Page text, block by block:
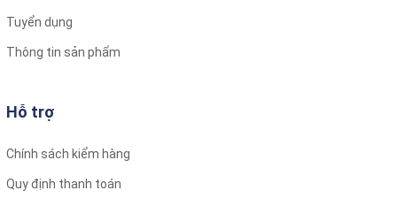
Tuyển dụng
Thông tin sản phẩm
Hỗ trợ
Chính sách kiểm hàng
Quy định thanh toán